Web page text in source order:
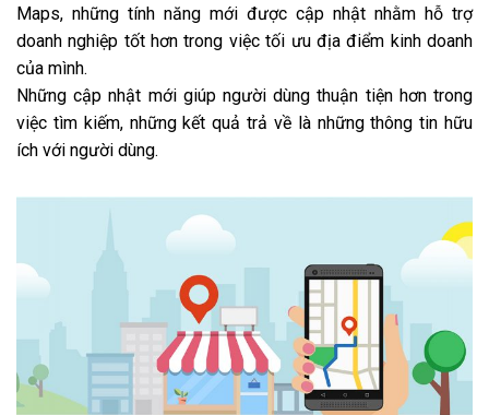
Maps, những tính năng mới được cập nhật nhằm hỗ trợ
doanh nghiệp tốt hơn trong việc tối ưu địa điểm kinh doanh
của mình.
Những cập nhật mới giúp người dùng thuận tiện hơn trong
việc tìm kiếm, những kết quả trả về là những thông tin hữu
ích với người dùng.